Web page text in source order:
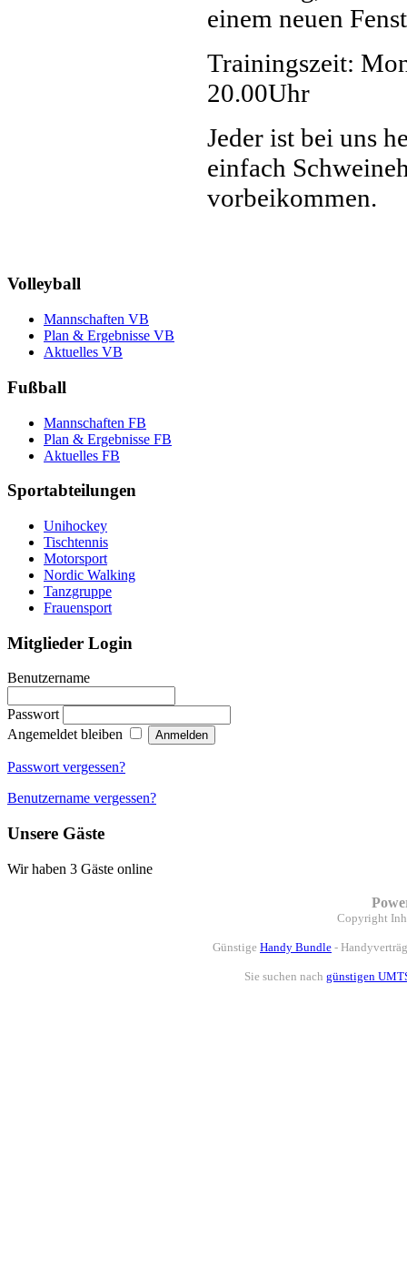
Trainingszeit:
20.00Uhr
Jeder ist bei uns
einfach
vorbeikommen.
Volleyball
Mannschaften VB
Plan & Ergebnisse VB
Aktuelles VB
Fußball
Mannschaften FB
Plan & Ergebnisse FB
Aktuelles FB
Sportabteilungen
Unihockey
Tischtennis
Motorsport
Nordic Walking
Tanzgruppe
Frauensport
Mitglieder Login
Benutzername
Passwort
Angemeldet bleiben
Passwort vergessen?
Benutzername vergessen?
Unsere Gäste
Wir haben 3 Gäste online
Copyright
Günstige Handy Bundle -
Sie suchen nach günstigen